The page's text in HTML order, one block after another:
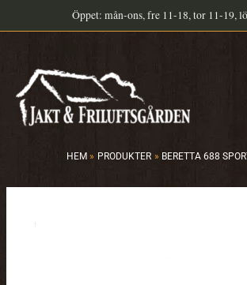
till
Öppet: mån-ons, fre 11-18, tor 11-19,
HEM PRODUKTER BERETTA 688